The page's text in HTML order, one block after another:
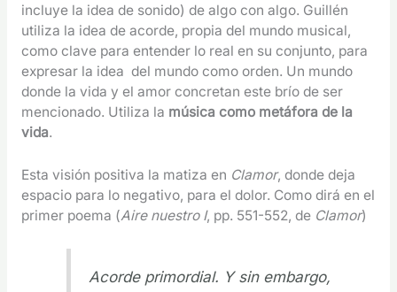
incluye la idea de sonido) de algo con algo. Guillén
utiliza la idea de acorde, propia del mundo musical,
como clave para entender lo real en su conjunto, para
expresar la idea del mundo como orden. Un mundo
donde la vida y el amor concretan este brío de ser
mencionado. Utiliza la música como metáfora de la
vida.
Esta visión positiva la matiza en Clamor, donde deja
espacio para lo negativo, para el dolor. Como dirá en el
primer poema (Aire nuestro I, pp. 551-552, de Clamor)
Acorde primordial. Y sin embargo,